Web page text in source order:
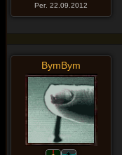
Рег. 22.09.2012
BymBym